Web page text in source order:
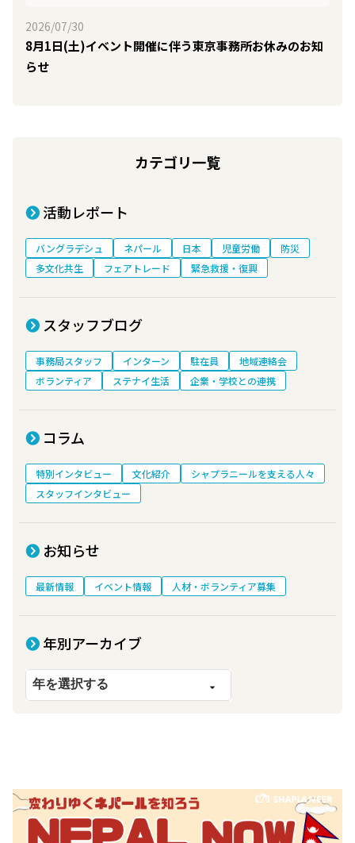
2026/07/30
8月1日(土)イベント開催に伴う東京事務所お休みのお知
らせ
カテゴリ一覧
活動レポート
バングラデシュ ネパール 日本 児童労働
防災
多文化共生
フェアトレード 緊急救援・復興
スタッフブログ
事務局スタッフ インターン 駐在員
地域連絡会
ボランティア
ステナイ生活 企業・学校との連携
コラム
特別インタビュー 文化紹介
シャプラニールを支える人々
スタッフインタビュー
お知らせ
最新情報 イベント情報 人材・ボランティア募集
年別アーカイブ